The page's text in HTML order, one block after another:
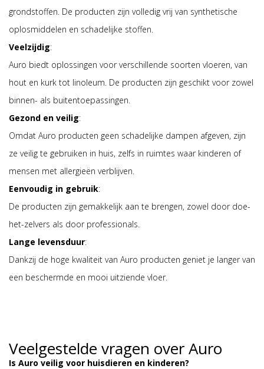
grondstoffen. De producten zijn volledig vrij van synthetische
oplosmiddelen en schadelijke stoffen.
Veelzijdig:
Auro biedt oplossingen voor verschillende soorten vloeren, van
hout en kurk tot linoleum. De producten zijn geschikt voor zowel
binnen- als buitentoepassingen.
Gezond en veilig:
Omdat Auro producten geen schadelijke dampen afgeven, zijn
ze veilig te gebruiken in huis, zelfs in ruimtes waar kinderen of
mensen met allergieën verblijven.
Eenvoudig in gebruik:
De producten zijn gemakkelijk aan te brengen, zowel door doe-
het-zelvers als door professionals.
Lange levensduur:
Dankzij de hoge kwaliteit van Auro producten geniet je langer van
een beschermde en mooi uitziende vloer.
Veelgestelde vragen over Auro
Is Auro veilig voor huisdieren en kinderen?